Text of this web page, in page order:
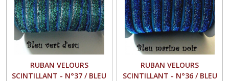
RUBAN VELOURS
SCINTILLANT - N°37 / BLEU
RUBAN VELOURS
SCINTILLANT - N°36 / BLEU